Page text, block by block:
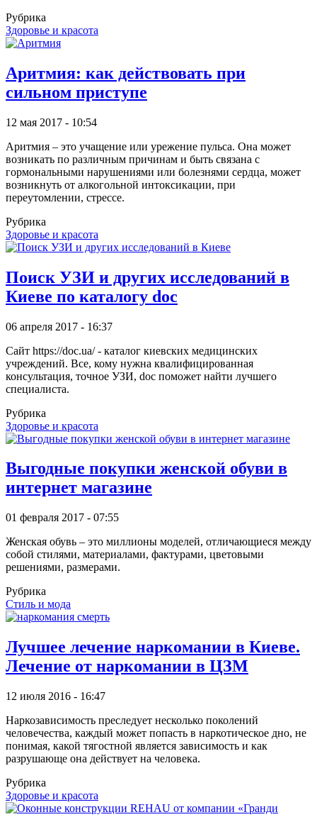
Рубрика
Здоровье и красота
Аритмия: как действовать при
сильном приступе
12 мая 2017 - 10:54
Аритмия – это учащение или урежение пульса. Она может
возникать по различным причинам и быть связана с
гормональными нарушениями или болезнями сердца, может
возникнуть от алкогольной интоксикации, при
переутомлении, стрессе.
Рубрика
Здоровье и красота
Поиск УЗИ и других исследований в
Киеве по каталогу doc
06 апреля 2017 - 16:37
Сайт https://doc.ua/ - каталог киевских медицинских
учреждений. Все, кому нужна квалифицированная
консультация, точное УЗИ, doc поможет найти лучшего
специалиста.
Рубрика
Здоровье и красота
Выгодные покупки женской обуви в
интернет магазине
01 февраля 2017 - 07:55
Женская обувь – это миллионы моделей, отличающиеся между
собой стилями, материалами, фактурами, цветовыми
решениями, размерами.
Рубрика
Стиль и мода
Лучшее лечение наркомании в Киеве.
Лечение от наркомании в ЦЗМ
12 июля 2016 - 16:47
Наркозависимость преследует несколько поколений
человечества, каждый может попасть в наркотическое дно, не
понимая, какой тягостной является зависимость и как
разрушающе она действует на человека.
Рубрика
Здоровье и красота